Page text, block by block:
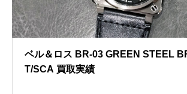
ベル＆ロス BR-03 GREEN STEEL
T/SCA 買取実績